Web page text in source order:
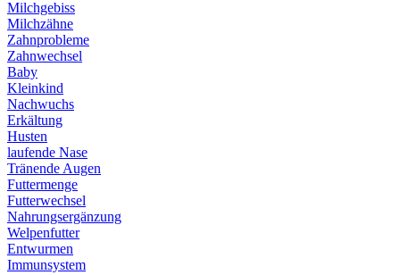
Milchgebiss
Milchzähne
Zahnprobleme
Zahnwechsel
Baby
Kleinkind
Nachwuchs
Erkältung
Husten
laufende Nase
Tränende Augen
Futtermenge
Futterwechsel
Nahrungsergänzung
Welpenfutter
Entwurmen
Immunsystem